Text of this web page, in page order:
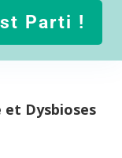
et Dysbioses
Parti !